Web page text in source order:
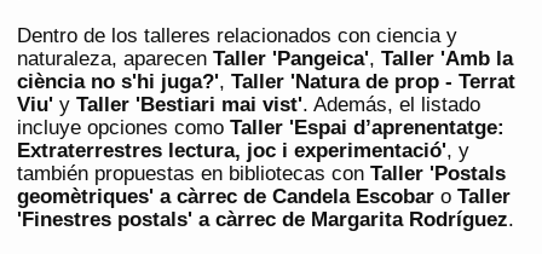
Dentro de los talleres relacionados con ciencia y
naturaleza, aparecen Taller 'Pangeica', Taller 'Amb la
ciència no s'hi juga?', Taller 'Natura de prop - Terrat
Viu' y Taller 'Bestiari mai vist'. Además, el listado
incluye opciones como Taller 'Espai d’aprenentatge:
Extraterrestres lectura, joc i experimentació', y
también propuestas en bibliotecas con Taller 'Postals
geomètriques' a càrrec de Candela Escobar o Taller
'Finestres postals' a càrrec de Margarita Rodríguez.